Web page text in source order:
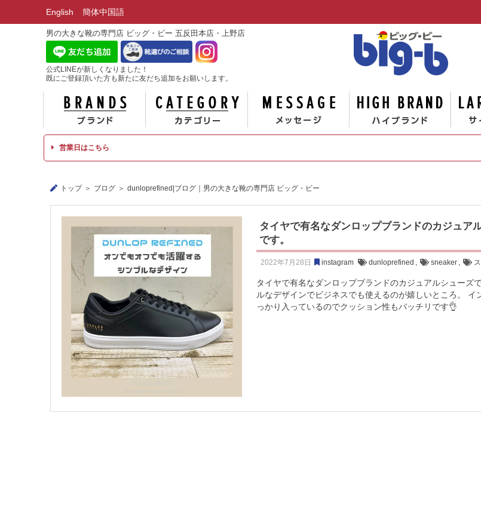
English 簡体中国語
男の大きな靴の専門店 ビッグ・ビー 五反田本店・上野店
公式LINEが新しくなりました！
既にご登録頂いた方も新たに友だち追加をお願いします。
男
ブランド カテゴリー メッセージ ハイブ
営業日はこちら
トップ ブログ dunloprefined|ブログ｜男の大きな靴の専門店 ビッグ・ビー
タイヤで有名なダンロップブランドのカジュア
です。
2022年7月28日 instagram dunloprefined , sneaker ,
タイヤで有名なダンロップブランドのカジュアルシューズ
ルなデザインでビジネスでも使えるのが嬉しいところ。 イ
っかり入っているのでクッション性もバッチリです👌